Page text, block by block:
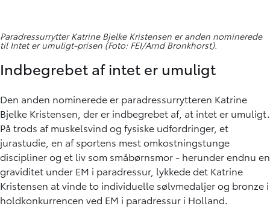
Paradressurrytter Katrine Bjelke Kristensen er anden nominerede
til Intet er umuligt-prisen (Foto: FEI/Arnd Bronkhorst).
Indbegrebet af intet er umuligt
Den anden nominerede er paradressurrytteren Katrine
Bjelke Kristensen, der er indbegrebet af, at intet er umuligt.
På trods af muskelsvind og fysiske udfordringer, et
jurastudie, en af sportens mest omkostningstunge
discipliner og et liv som småbørnsmor - herunder endnu en
graviditet under EM i paradressur, lykkede det Katrine
Kristensen at vinde to individuelle sølvmedaljer og bronze i
holdkonkurrencen ved EM i paradressur i Holland.